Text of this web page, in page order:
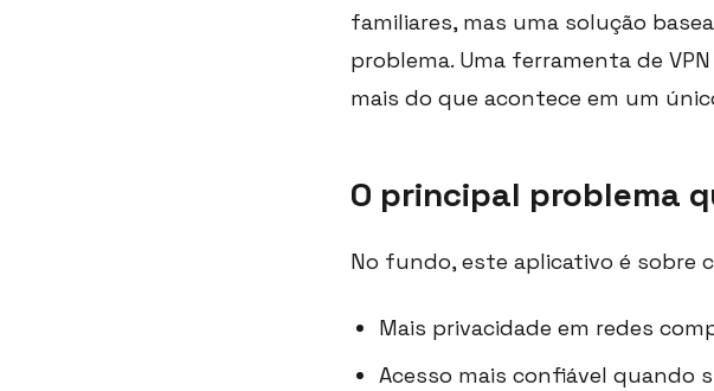
familiares, mas uma solução
problema. Uma ferramenta de
mais do que acontece em um
O principal problema
No fundo, este aplicativo é sobre
Mais privacidade em redes
Acesso mais confiável quando